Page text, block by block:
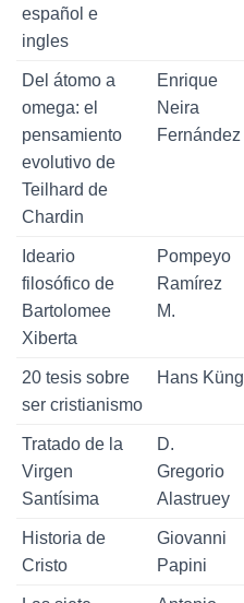
español e
ingles
Del átomo a
omega: el
pensamiento
evolutivo de
Teilhard de
Chardin
Enrique
Neira
Fernández
Ideario
filosófico de
Bartolomee
Xiberta
Pompeyo
Ramírez
M.
20 tesis sobre
ser cristianismo
Hans Küng
Tratado de la
Virgen
Santísima
D.
Gregorio
Alastruey
Historia de
Cristo
Giovanni
Papini